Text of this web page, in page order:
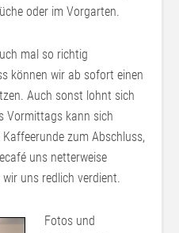
oder im Vorgarten.
mal so richtig
können wir ab sofort einen
Auch sonst lohnt sich
Vormittags kann sich
zum Abschluss,
uns netterweise
uns redlich verdient.
Fotos und